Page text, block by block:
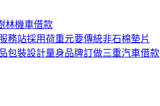
林機車借款
務站採用荷重元要傳統非石棉墊片
包裝設計量身品牌訂做三重汽車借款